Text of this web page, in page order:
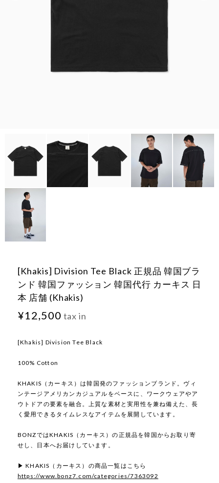
[Khakis] Division Tee Black 正規品 韓国ブラ
ンド 韓国ファッション 韓国代行 カーキス 日
本 店舗 (Khakis)
¥12,500 tax in
[Khakis] Division Tee Black
100% Cotton
KHAKIS（カーキス）は韓国発のファッションブランド。ヴィ
ンテージアメリカンカジュアルをベースに、ワークウェアやア
ウトドアの要素を融合。上質な素材と実用性を兼ね備えた、長
く愛用できるタイムレスなアイテムを展開しています。
BONZではKHAKIS（カーキス）の正規品を韓国からお取り寄
せし、日本へお届けしています。
▶ KHAKIS（カーキス）の商品一覧はこちら
https://www.bonz7.com/categories/7363092